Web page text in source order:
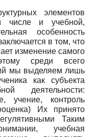
элементов
числе и учебной,
особенность
в том, что
изменение самого
среди всего
мы выделяем лишь
как субъекта
деятельности:
учение, контроль
Их принято
Таким
учебная